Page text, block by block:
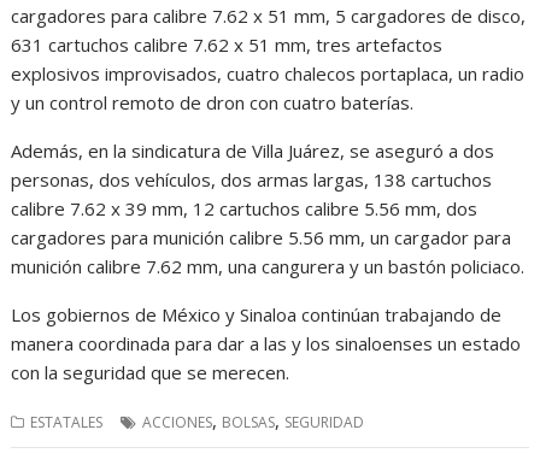
cargadores para calibre 7.62 x 51 mm, 5 cargadores de disco,
631 cartuchos calibre 7.62 x 51 mm, tres artefactos
explosivos improvisados, cuatro chalecos portaplaca, un radio
y un control remoto de dron con cuatro baterías.
Además, en la sindicatura de Villa Juárez, se aseguró a dos
personas, dos vehículos, dos armas largas, 138 cartuchos
calibre 7.62 x 39 mm, 12 cartuchos calibre 5.56 mm, dos
cargadores para munición calibre 5.56 mm, un cargador para
munición calibre 7.62 mm, una cangurera y un bastón policiaco.
Los gobiernos de México y Sinaloa continúan trabajando de
manera coordinada para dar a las y los sinaloenses un estado
con la seguridad que se merecen.
ESTATALES ACCIONES, BOLSAS, SEGURIDAD